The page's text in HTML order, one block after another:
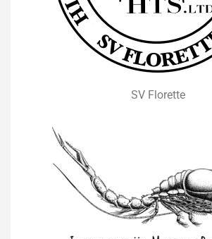
SV Florette